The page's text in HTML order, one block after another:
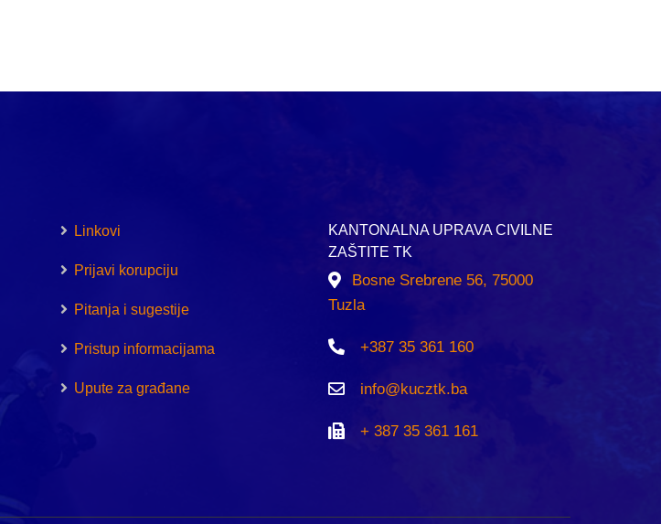
Linkovi
Prijavi korupciju
Pitanja i sugestije
Pristup informacijama
Upute za građane
KANTONALNA UPRAVA CIVILNE
ZAŠTITE TK
Bosne Srebrene 56, 75000
Tuzla
+387 35 361 160
info@kucztk.ba
+ 387 35 361 161